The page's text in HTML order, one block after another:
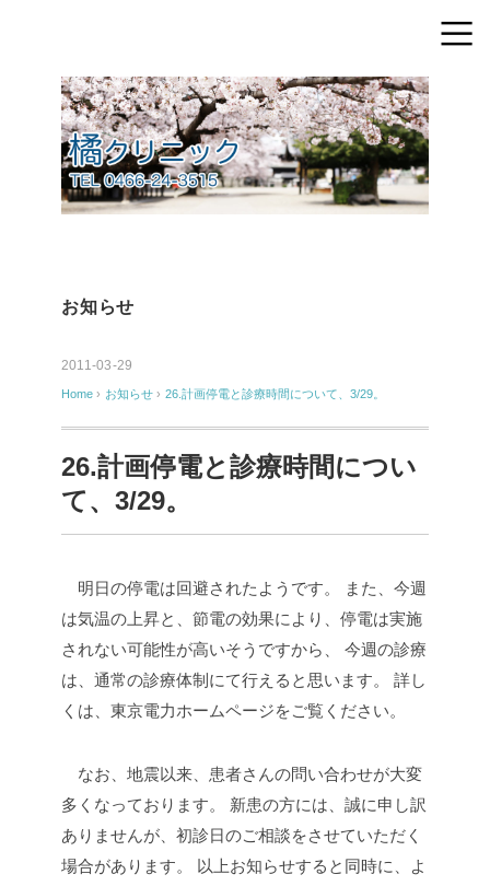
お知らせ
2011-03-29
Home › お知らせ › 26.計画停電と診療時間について、3/29。
26.計画停電と診療時間につい
て、3/29。
明日の停電は回避されたようです。
また、今週
は気温の上昇と、節電の効果により、停電は実施
されない可能性が高いそうですから、
今週の診療
は、通常の診療体制にて行えると思います。
詳し
くは、東京電力ホームページをご覧ください。
なお、地震以来、患者さんの問い合わせが大変
多くなっております。
新患の方には、誠に申し訳
ありませんが、初診日のご相談をさせていただく
場合があります。
以上お知らせすると同時に、よ